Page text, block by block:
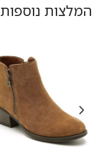
המלצות נוספות